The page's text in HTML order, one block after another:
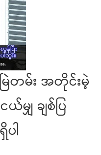
ြဲတမ်း အတိုင်းမဲ့
မျှ ချစ်ပြ
ါ